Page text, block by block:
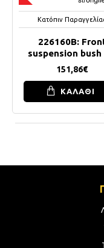
Κατόπιν
226160B:
suspension
151,86€
ΚΑΛΑΘΙ